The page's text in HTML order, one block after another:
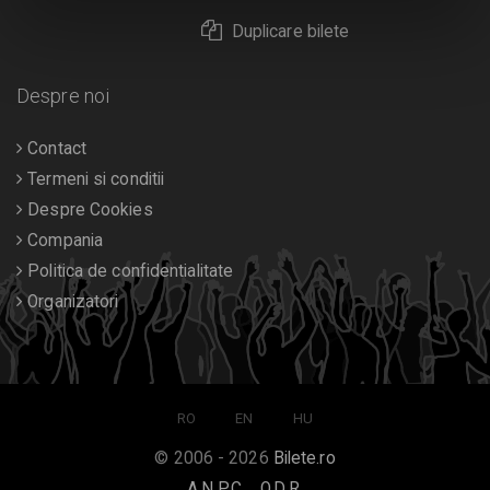
Duplicare bilete
Despre noi
Contact
Termeni si conditii
Despre Cookies
Compania
Politica de confidentialitate
Organizatori
RO EN HU
© 2006 - 2026 Bilete.ro